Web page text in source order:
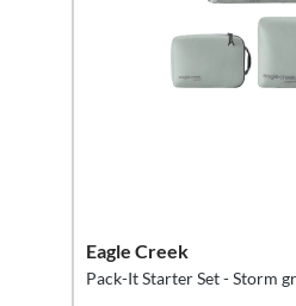
Eagle Creek
Pack-It Starter Set - Storm